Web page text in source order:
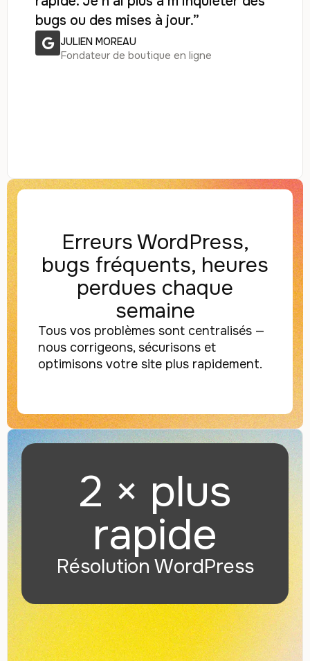
bugs ou des mises à jour.”
JULIEN MOREAU
Fondateur de boutique en ligne
Erreurs WordPress,
bugs fréquents, heures
perdues chaque
semaine
Tous vos problèmes sont centralisés —
nous corrigeons, sécurisons et
optimisons votre site plus rapidement.
2 × plus
rapide
Résolution WordPress